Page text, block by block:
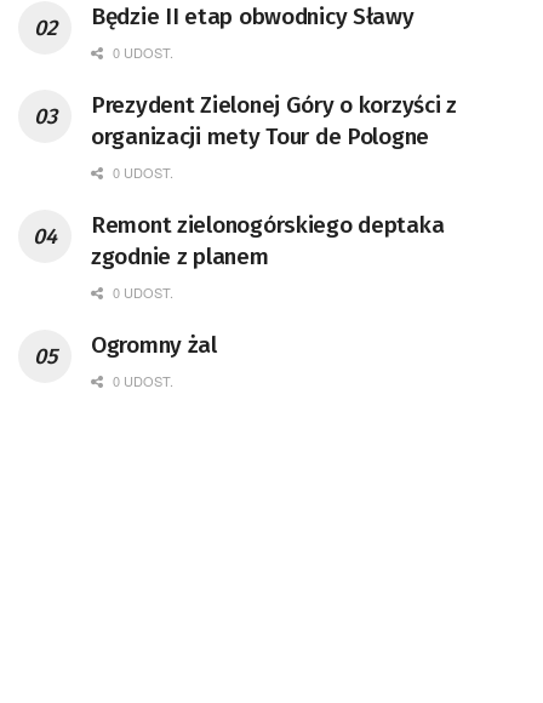
Będzie II etap obwodnicy Sławy
0 UDOST.
Prezydent Zielonej Góry o korzyści z
organizacji mety Tour de Pologne
0 UDOST.
Remont zielonogórskiego deptaka
zgodnie z planem
0 UDOST.
Ogromny żal
0 UDOST.